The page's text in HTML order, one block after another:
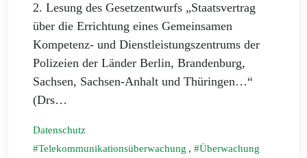
2. Lesung des Gesetzentwurfs „Staatsvertrag
über die Errichtung eines Gemeinsamen
Kompetenz- und Dienstleistungszentrums der
Polizeien der Länder Berlin, Brandenburg,
Sachsen, Sachsen-Anhalt und Thüringen…“
(Drs…
Datenschutz
Telekommunikationsüberwachung , Überwachung